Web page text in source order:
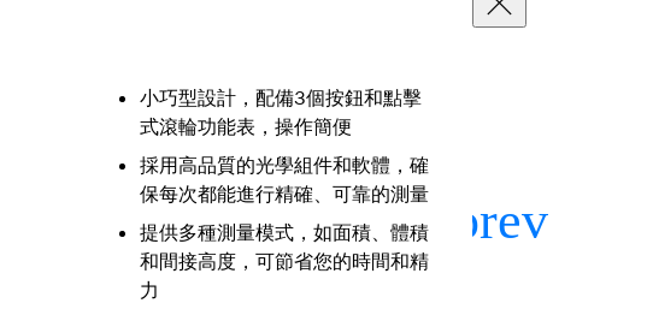
小巧型設計，配備3個按鈕和點擊
式滾輪功能表，操作簡便
採用高品質的光學組件和軟體，確
保每次都能進行精確、可靠的測量
提供多種測量模式，如面積、體積
和間接高度，可節省您的時間和精
力